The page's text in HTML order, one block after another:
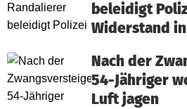
beleidigt
Widerstand
Nach der
54-Jähriger
Luft jagen